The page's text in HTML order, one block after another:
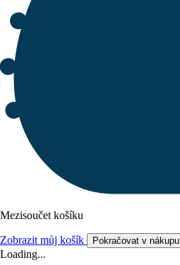
Mezisoučet košíku
Zobrazit můj košík Pokračovat v nákupu
Loading...